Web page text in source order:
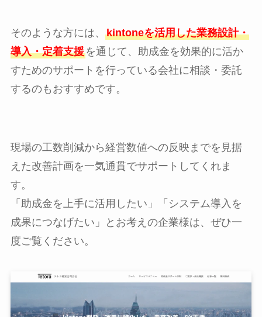
そのような方には、 kintoneを活用した業務設計・
導入・定着支援を通じて、助成金を効果的に活か
すためのサポートを行っている会社に相談・委託
するのもおすすめです。
現場の工数削減から経営数値への反映までを見据
えた改善計画を一気通貫でサポートしてくれま
す。
「助成金を上手に活用したい」「システム導入を
成果につなげたい」とお考えの企業様は、ぜひ一
度ご覧ください。